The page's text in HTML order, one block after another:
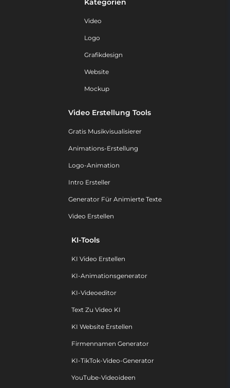
Kategorien
Video
Logo
Grafikdesign
Website
Mockup
Video Erstellung Tools
Gratis Musikvisualisierer
Animations-Erstellung
Logo-Animation
Intro Ersteller
Generator Für Animierte Texte
Video Erstellen
KI-Tools
KI Video Erstellen
KI-Animationsgenerator
KI-Videoeditor
Text Zu Video KI
KI Website Erstellen
Firmennamen Generator
KI-TikTok-Video-Generator
YouTube-Videoideen